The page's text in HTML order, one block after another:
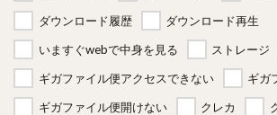
ダウンロード履歴
ダウンロード再生
いますぐwebで中身を見る
ストレージ
ギガファイル便アクセスできない
ギガ
ギガファイル便開けない
クレカ